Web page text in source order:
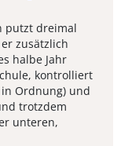
putzt dreimal
zusätzlich
halbe Jahr
kontrolliert
Ordnung) und
trotzdem
unteren,